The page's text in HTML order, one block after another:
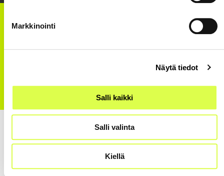
Markkinointi
Näytä tiedot
Salli kaikki
Salli valinta
Kiellä
KIRJOITTAJAT JA YHTEISTYÖKUMPPANIT